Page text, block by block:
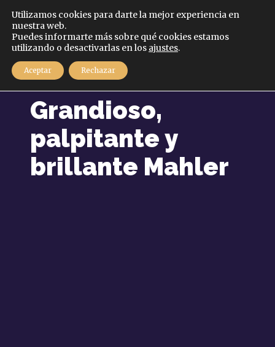
MENÚ
Grandioso,
palpitante y
brillante Mahler
Español
Utilizamos cookies para darte la mejor experiencia en
nuestra web.
Puedes informarte más sobre qué cookies estamos
utilizando o desactivarlas en los ajustes.
Aceptar Rechazar